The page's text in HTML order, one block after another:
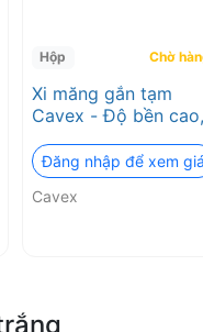
Hộp Chờ
Xi măng gắn tạm
Cavex - Độ bền cao,
Đăng nhập để xem giá
Cavex